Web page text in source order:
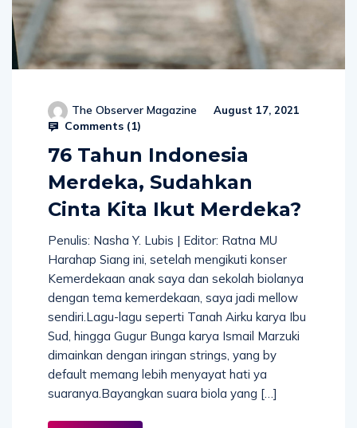
The Observer Magazine August 17, 2021
Comments (1)
76 Tahun Indonesia
Merdeka, Sudahkan
Cinta Kita Ikut Merdeka?
Penulis: Nasha Y. Lubis | Editor: Ratna MU
Harahap Siang ini, setelah mengikuti konser
Kemerdekaan anak saya dan sekolah biolanya
dengan tema kemerdekaan, saya jadi mellow
sendiri.Lagu-lagu seperti Tanah Airku karya Ibu
Sud, hingga Gugur Bunga karya Ismail Marzuki
dimainkan dengan iringan strings, yang by
default memang lebih menyayat hati ya
suaranya.Bayangkan suara biola yang […]